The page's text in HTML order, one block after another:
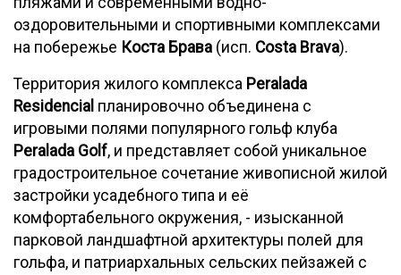
оздоровительными и спортивными комплексами
на побережье Коста Брава (исп. Costa Brava).
Территория жилого комплекса Peralada
Residencial планировочно объединена с
игровыми полями популярного гольф клуба
Peralada Golf, и представляет собой уникальное
градостроительное сочетание живописной жилой
застройки усадебного типа и её
комфортабельного окружения, - изысканной
парковой ландшафтной архитектуры полей для
гольфа, и патриархальных сельских пейзажей с